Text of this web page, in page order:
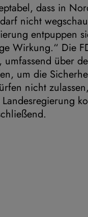
dass in
nicht
entpuppen
Wirkung.“ Die
über
um die
nicht